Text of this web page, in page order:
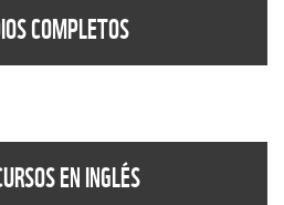
COMPLETOS
EN INGLÉS